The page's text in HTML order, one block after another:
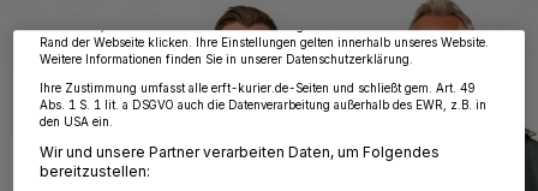
wieder aufrufen, um Ihre Einstellungen zu ändern oder Ihre Einwilligung zu
widerrufen, indem Sie auf den Link Einstellungen oder Ablehnen am unteren
Rand der Webseite klicken. Ihre Einstellungen gelten innerhalb unseres Website.
Weitere Informationen finden Sie in unserer Datenschutzerklärung.
Ihre Zustimmung umfasst alle erft-kurier.de-Seiten und schließt gem. Art. 49
Abs. 1 S. 1 lit. a DSGVO auch die Datenverarbeitung außerhalb des EWR, z.B. in
den USA ein.
Wir und unsere Partner verarbeiten Daten, um Folgendes
bereitzustellen: